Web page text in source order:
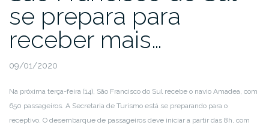
se prepara para
receber mais…
09/01/2020
Na próxima terça-feira (14), São Francisco do Sul recebe o navio Amadea, com
650 passageiros. A Secretaria de Turismo está se preparando para o
receptivo. O desembarque de passageiros deve iniciar a partir das 8h, com